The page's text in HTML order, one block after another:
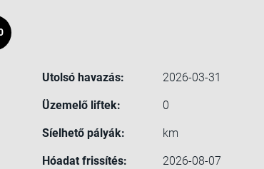
Utolsó havazás: 2026-03-31
Üzemelő liftek: 0
Síelhető pályák: km
Hóadat frissítés: 2026-08-07